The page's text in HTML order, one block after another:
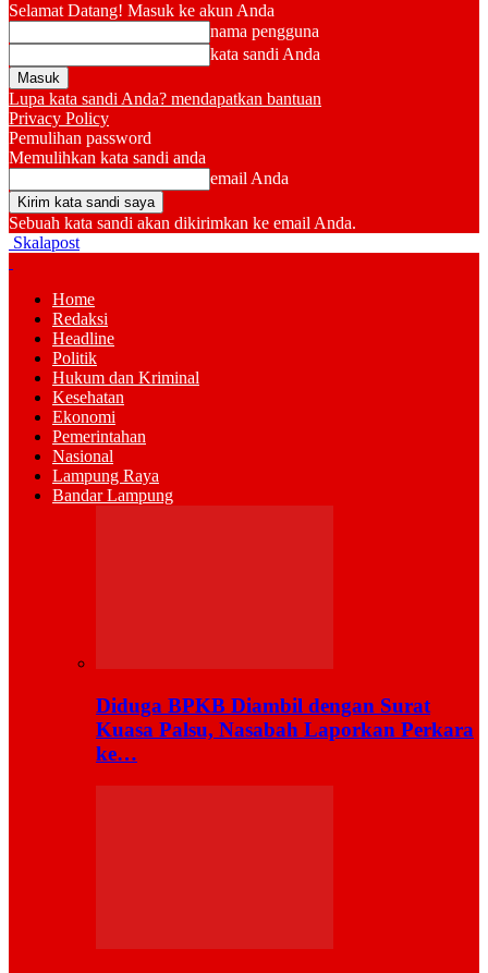
Selamat Datang! Masuk ke akun Anda
nama pengguna
kata sandi Anda
Lupa kata sandi Anda? mendapatkan bantuan
Privacy Policy
Pemulihan password
Memulihkan kata sandi anda
email Anda
Sebuah kata sandi akan dikirimkan ke email Anda.
Skalapost
Home
Redaksi
Headline
Politik
Hukum dan Kriminal
Kesehatan
Ekonomi
Pemerintahan
Nasional
Lampung Raya
Bandar Lampung
Diduga BPKB Diambil dengan Surat
Kuasa Palsu, Nasabah Laporkan Perkara
ke…